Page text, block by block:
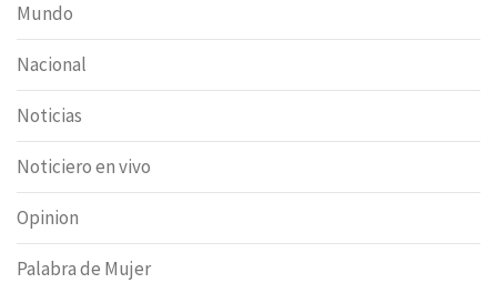
Mundo
Nacional
Noticias
Noticiero en vivo
Opinion
Palabra de Mujer